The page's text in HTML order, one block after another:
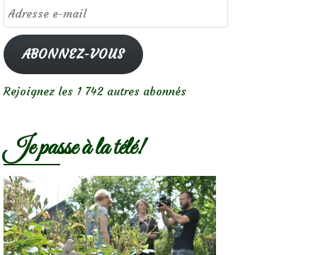
Adresse
e-
mailABONNEZ-VOUS
Rejoignez les 1 742 autres abonnés
Je passe à la télé!